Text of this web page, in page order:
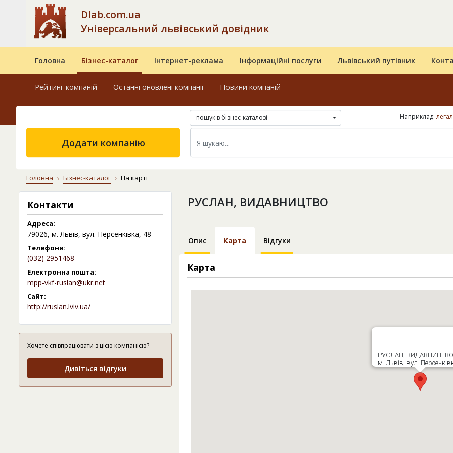
Dlab.com.ua
Універсальний львівський довідник
Головна Бізнес-каталог Інтернет-реклама Інформаційні послуги Львівський путівник
Рейтинг компаній Останні оновлені компанії Новини компаній
пошук в бізнес-каталозі Наприклад:
Додати компанію
Головна Бізнес-каталог На карті
Контакти
Адреса:
79026, м. Львів, вул. Персенківка, 48
Телефони:
(032) 2951468
Електронна пошта:
mpp-vkf-ruslan@ukr.net
Сайт:
http://ruslan.lviv.ua/
Хочете співпрацювати з цією компанією?
Дивіться відгуки
РУСЛАН, ВИДАВНИЦТВО
Опис Карта Відгуки
Карта
РУСЛАН, ВИДАВНИЦТВО
м. Львів, вул.